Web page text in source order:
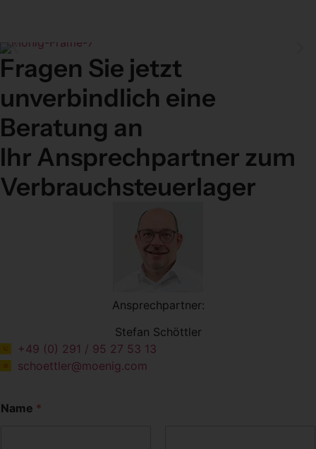
Fragen Sie jetzt
unverbindlich eine
Beratung an
Ihr Ansprechpartner zum
Verbrauch­steuer­lager
Ansprechpartner:
Stefan Schöttler
+49 (0) 291 / 95 27 53 13
schoettler@moenig.com
Name *